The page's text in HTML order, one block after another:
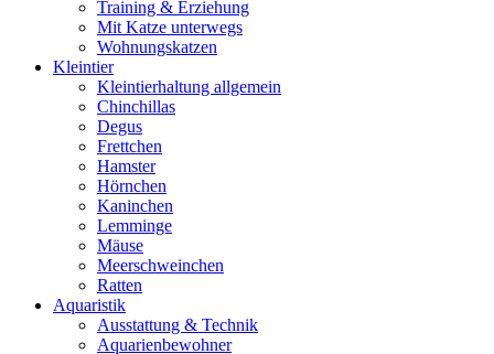
Training & Erziehung
Mit Katze unterwegs
Wohnungskatzen
Kleintier
Kleintierhaltung allgemein
Chinchillas
Degus
Frettchen
Hamster
Hörnchen
Kaninchen
Lemminge
Mäuse
Meerschweinchen
Ratten
Aquaristik
Ausstattung & Technik
Aquarienbewohner